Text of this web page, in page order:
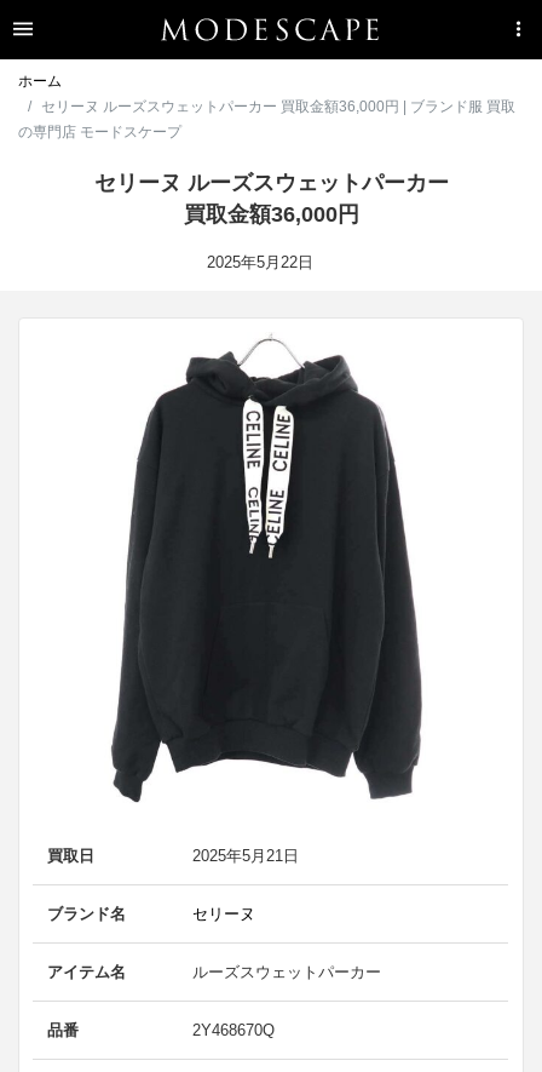
ホーム
セリーヌ ルーズスウェットパーカー 買取金額36,000円 | ブランド服 買取
の専門店 モードスケープ
セリーヌ ルーズスウェットパーカー
買取金額36,000円
2025年5月22日
買取日 2025年5月21日
ブランド名 セリーヌ
アイテム名 ルーズスウェットパーカー
品番 2Y468670Q